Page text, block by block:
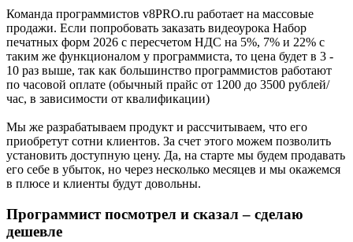
Команда программистов v8PRO.ru работает на массовые
продажи. Если попробовать заказать видеоурока Набор
печатных форм 2026 с пересчетом НДС на 5%, 7% и 22% с
таким же функционалом у программиста, то цена будет в 3 -
10 раз выше, так как большинство программистов работают
по часовой оплате (обычный прайс от 1200 до 3500 рублей/
час, в зависимости от квалификации)
Мы же разрабатываем продукт и рассчитываем, что его
приобретут сотни клиентов. За счет этого можем позволить
установить доступную цену. Да, на старте мы будем продавать
его себе в убыток, но через несколько месяцев и мы окажемся
в плюсе и клиенты будут довольны.
Программист посмотрел и сказал – сделаю
дешевле